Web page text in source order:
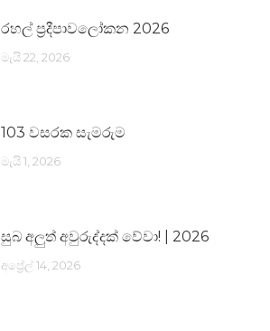
රහල් ප්‍රදීපාවලෝකන 2026
මැයි 22, 2026
103 වසරක සැමරුම
මැයි 1, 2026
සුබ අලුත් අවුරුද්දක් වේවා! | 2026
අප්‍රේල් 14, 2026